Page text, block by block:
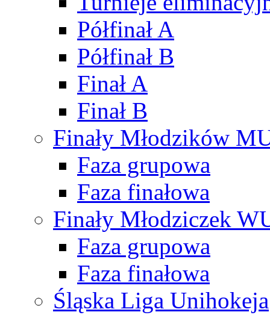
Półfinał A
Półfinał B
Finał A
Finał B
Finały Młodzików
Faza grupowa
Faza finałowa
Finały Młodziczek
Faza grupowa
Faza finałowa
Śląska Liga Unihokeja